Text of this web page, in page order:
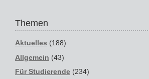
Themen
Aktuelles (188)
Allgemein (43)
Für Studierende (234)